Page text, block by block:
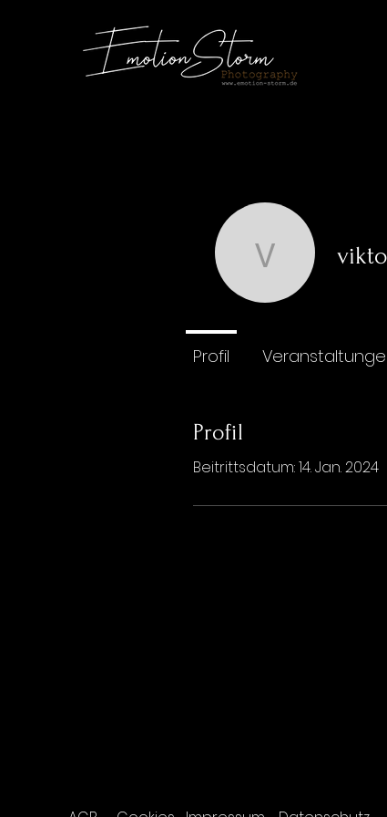
Profil
Beitrittsdatum: 14. Jan. 2024
viktor-
Profil